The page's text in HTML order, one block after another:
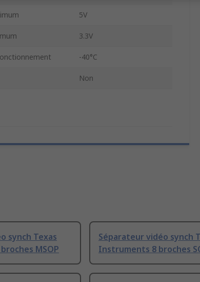
5V
3.3V
-40°C
Non
synch Texas
MSOP
Séparateur vidéo synch
Instruments 8 broches